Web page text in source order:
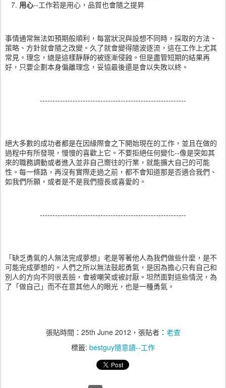
用心--工作若是用心，品質也會隨之提昇
事情通常無法如預期般順利，每當狀況與設想不同時，採取的方法、
策略、方針就會隨之改變。久了就會變得隨波逐流，這在工作上尤其
常見。理念，總是這樣靜靜的被逐漸侵蝕。但是盡管短期的結果再
好，只要企劃本身偏離理念，妥協最後還是會以失敗以終。
----------------------------------------------------------
絕大多數的成功者都是在因緣際會之下開始現在的工作，並且在做的
過程中有所發現，慢慢的喜歡上它。不要拒絕任何變化--像是突如其
來的職務調動或者進入並非自己嚮往的行業，就能擴大自己的可能
性。每一條路，再沒有實際走過之前，都不會知道那是否適合我們、
如我們所願，或者是不是我們擅長或喜愛的。
----------------------------------------------------------
「缺乏勇氣的人無法完成夢想」老是等著他人為我們做些什麼，是不
可能完成夢想的。人們之所以無法鼓起勇氣，是因為擔心只有自己和
別人的方向不同很丟臉，會被嘲笑或被討厭。坦然面對這些情況，為
了「做自己」而不在意其他人的眼光，也是一種勇氣。
張貼時間： 25th June 2012 ，張貼者： 老查
標籤: bestguy隨意讀--工作